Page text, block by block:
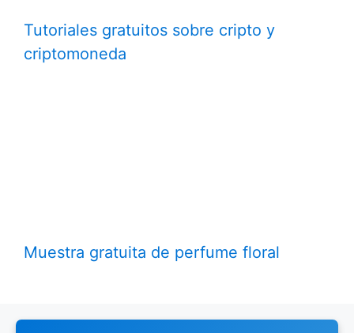
Tutoriales gratuitos sobre cripto y
criptomoneda
Muestra gratuita de perfume floral